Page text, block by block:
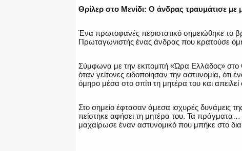
Θρίλερ στο Μενίδι: Ο άνδρας τραυμάτισε με
Ένα πρωτοφανές περιστατικό σημειώθηκε το
Πρωταγωνιστής ένας άνδρας που κρατούσε
Σύμφωνα με την εκπομπή «Ώρα Ελλάδος» στο
όταν γείτονες ειδοποίησαν την αστυνομία,
όμηρο μέσα στο σπίτι τη μητέρα του και απειλεί
Στο σημείο έφτασαν άμεσα ισχυρές δυνάμεις
πείστηκε αφήσει τη μητέρα του. Τα
μαχαίρωσε έναν αστυνομικό που μπήκε στο